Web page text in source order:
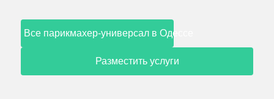
Все парикмахер-универсал в Одессе
Разместить услуги